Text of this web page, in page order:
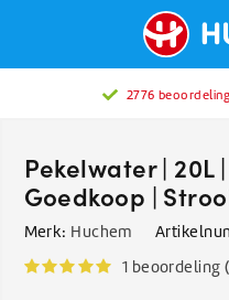
2776
Pekelwater | 20L
Goedkoop |
Merk: Huchem
1 beoordeling